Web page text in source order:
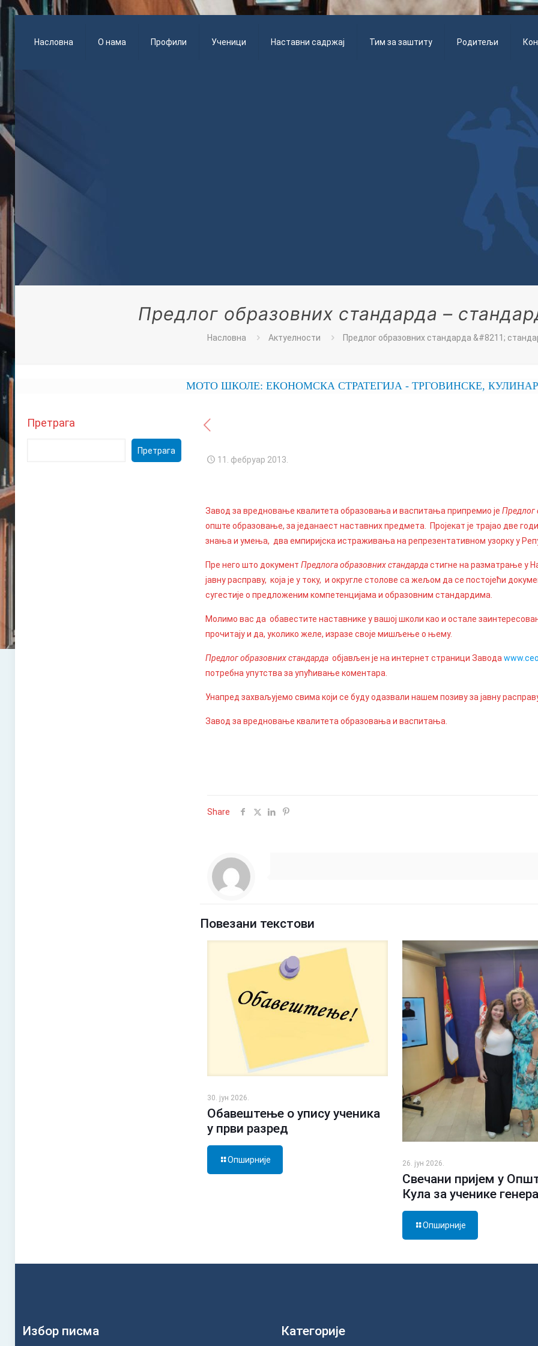
Насловна О нама Профили Ученици Наставни садржај Тим за заштиту Родитељи
Предлог образовних стандарда –
Насловна Актуелности Предлог образовних стандарда &#8211;
МОТО ШКОЛЕ: ЕКОНОМСКА СТРАТЕГИЈА - ТРГОВИНСКЕ,
11. фебруар 2013.
Завод за вредновање квалитета образовања и васпитања припремио јеПредлог
опште образовање, за једанаест наставних предмета. Пројекат је трајао две
знања и умења, два емпиријска истраживања на репрезентативном узорку у
Пре него што документПредлога образовних стандардастигне на разматрање у
јавну расправу, која је у току, и округле столове са жељом да се постојећи
сугестије о предложеним компетенцијама и образовним стандардима.
Молимо вас да обавестите наставнике у вашој школи као и остале
прочитају и да, уколико желе, изразе своје мишљење о њему.
Предлог образовних стандарда објављен је на интернет страници Завода
потребна упутства за упућивање коментара.
Унапред захваљујемо свима који се буду одазвали нашем позиву за јавну
Завод за вредновање квалитета образовања и васпитања.
Share
Повезани текстови
30. јун 2026.
Обавештење о упису ученика
у први разред
Опширније 26. јун 2026.
Свечани пријем у
Кула за ученике
Опширније
Претрага
Претрага
Избор писма Категорије